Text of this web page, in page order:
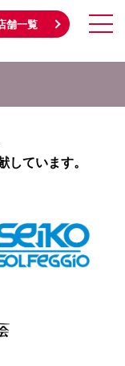
舗一覧
しています。